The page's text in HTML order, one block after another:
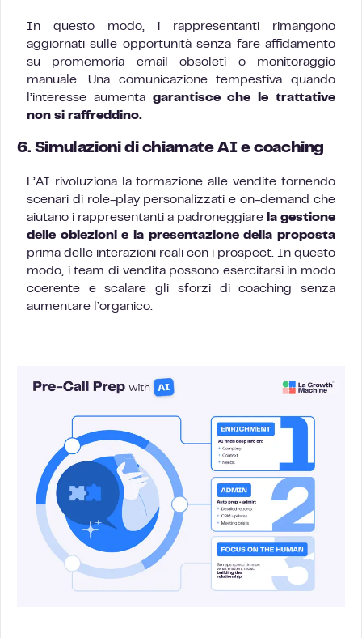
In questo modo, i rappresentanti rimangono
aggiornati sulle opportunità senza fare affidamento
su promemoria email obsoleti o monitoraggio
manuale. Una comunicazione tempestiva quando
l’interesse aumenta garantisce che le trattative
non si raffreddino.
6. Simulazioni di chiamate AI e coaching
L’AI rivoluziona la formazione alle vendite fornendo
scenari di role-play personalizzati e on-demand che
aiutano i rappresentanti a padroneggiare la gestione
delle obiezioni e la presentazione della proposta
prima delle interazioni reali con i prospect. In questo
modo, i team di vendita possono esercitarsi in modo
coerente e scalare gli sforzi di coaching senza
aumentare l’organico.